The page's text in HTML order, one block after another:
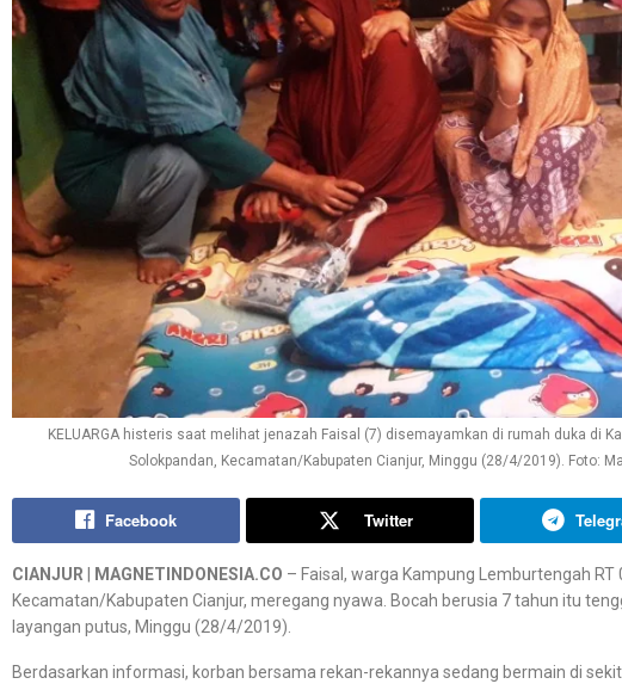
KELUARGA histeris saat melihat jenazah Faisal (7) disemayamkan di rumah duka di
Solokpandan, Kecamatan/Kabupaten Cianjur, Minggu (28/4/2019). Foto:
Facebook Twitter
CIANJUR MAGNETINDONESIA.CO – Faisal, warga Kampung Lemburtengah
Kecamatan/Kabupaten Cianjur, meregang nyawa. Bocah berusia 7 tahun itu
layangan putus, Minggu (28/4/2019).
Berdasarkan informasi, korban bersama rekan-rekannya sedang bermain di